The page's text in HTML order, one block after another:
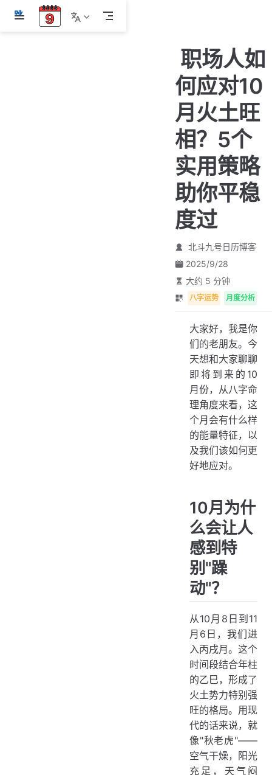
跳
职场人如
何应对10
月火土旺
相？5个
实用策略
助你平稳
度过
北斗九号日历博客
2025/9/28
大约 5 分钟
八字运势 月度分析
大家好，我是你
们的老朋友。今
天想和大家聊聊
即将到来的10
月份，从八字命
理角度来看，这
个月会有什么样
的能量特征，以
及我们该如何更
好地应对。
10月为什
么会让人
感到特
别"躁
动"？
从10月8日到11
月6日，我们进
入丙戌月。这个
时间段结合年柱
的乙巳，形成了
火土势力特别强
旺的格局。用现
代的话来说，就
像"秋老虎"——
空气干燥，阳光
充足，天气闷